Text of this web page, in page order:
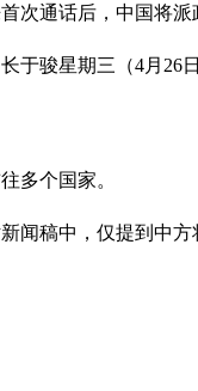
次通话后，中国将
于骏星期三（4月
多个国家。
闻稿中，仅提到中